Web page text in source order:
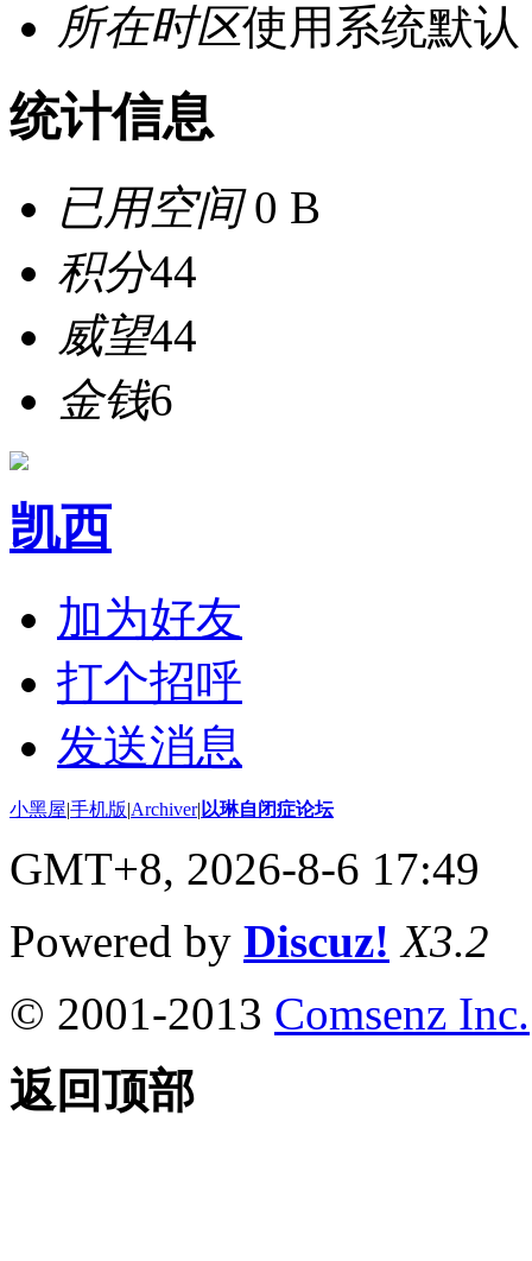
所在时区使用系统默认
统计信息
已用空间0 B
积分44
威望44
金钱6
凯西
加为好友
打个招呼
发送消息
小黑屋|手机版|Archiver| 以琳自闭症论坛
GMT+8, 2026-8-6 17:49
Powered by Discuz! X3.2
© 2001-2013 Comsenz Inc.
返回顶部